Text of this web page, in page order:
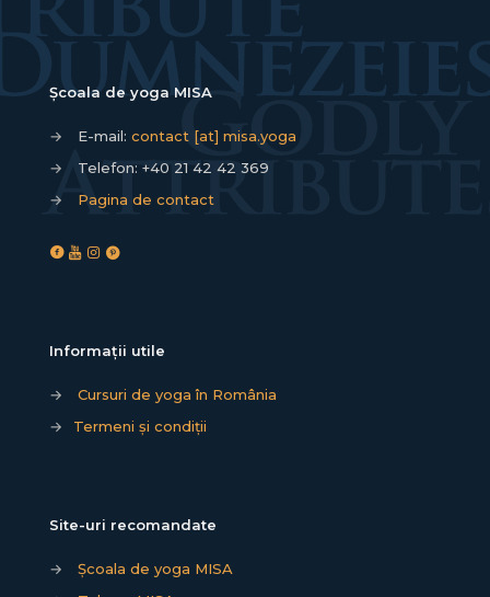
Școala de yoga MISA
→ E-mail: contact [at] misa.yoga
→
Telefon: +40 21 42 42 369
→
Pagina de contact
Informații utile
→
Cursuri de yoga în România
→
Termeni și condiții
Site-uri recomandate
→
Școala de yoga MISA